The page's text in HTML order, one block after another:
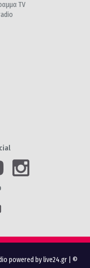
TV
powered by live24.gr | ©